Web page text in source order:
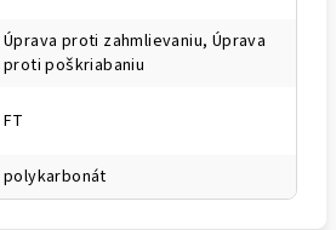
Úprava proti zahmlievaniu, Úprava
proti poškriabaniu
FT
polykarbonát